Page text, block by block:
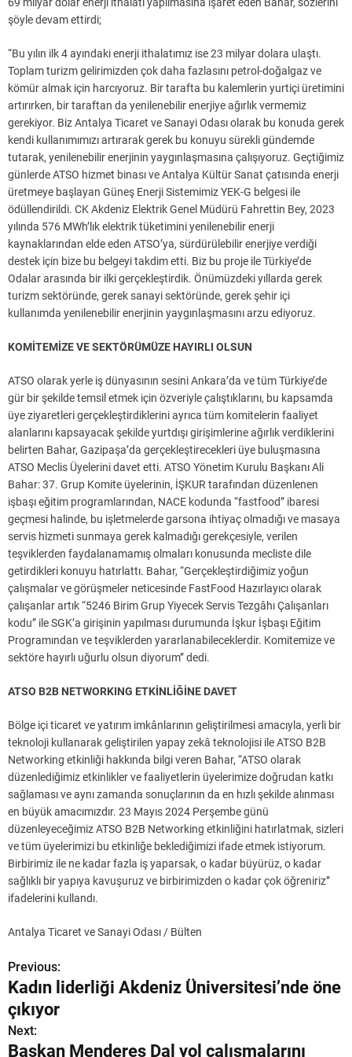
69 milyar dolar enerji ithalatı yapılmasına işaret eden Bahar, sözlerini
şöyle devam ettirdi;
“Bu yılın ilk 4 ayındaki enerji ithalatımız ise 23 milyar dolara ulaştı.
Toplam turizm gelirimizden çok daha fazlasını petrol-doğalgaz ve
kömür almak için harcıyoruz. Bir tarafta bu kalemlerin yurtiçi üretimini
artırırken, bir taraftan da yenilenebilir enerjiye ağırlık vermemiz
gerekiyor. Biz Antalya Ticaret ve Sanayi Odası olarak bu konuda gerek
kendi kullanımımızı artırarak gerek bu konuyu sürekli gündemde
tutarak, yenilenebilir enerjinin yaygınlaşmasına çalışıyoruz. Geçtiğimiz
günlerde ATSO hizmet binası ve Antalya Kültür Sanat çatısında enerji
üretmeye başlayan Güneş Enerji Sistemimiz YEK-G belgesi ile
ödüllendirildi. CK Akdeniz Elektrik Genel Müdürü Fahrettin Bey, 2023
yılında 576 MWh’lık elektrik tüketimini yenilenebilir enerji
kaynaklarından elde eden ATSO’ya, sürdürülebilir enerjiye verdiği
destek için bize bu belgeyi takdim etti. Biz bu proje ile Türkiye’de
Odalar arasında bir ilki gerçekleştirdik. Önümüzdeki yıllarda gerek
turizm sektöründe, gerek sanayi sektöründe, gerek şehir içi
kullanımda yenilenebilir enerjinin yaygınlaşmasını arzu ediyoruz.
KOMİTEMİZE VE SEKTÖRÜMÜZE HAYIRLI OLSUN
ATSO olarak yerle iş dünyasının sesini Ankara’da ve tüm Türkiye’de
gür bir şekilde temsil etmek için özveriyle çalıştıklarını, bu kapsamda
üye ziyaretleri gerçekleştirdiklerini ayrıca tüm komitelerin faaliyet
alanlarını kapsayacak şekilde yurtdışı girişimlerine ağırlık verdiklerini
belirten Bahar, Gazipaşa’da gerçekleştirecekleri üye buluşmasına
ATSO Meclis Üyelerini davet etti. ATSO Yönetim Kurulu Başkanı Ali
Bahar: 37. Grup Komite üyelerinin, İŞKUR tarafından düzenlenen
işbaşı eğitim programlarından, NACE kodunda “fastfood” ibaresi
geçmesi halinde, bu işletmelerde garsona ihtiyaç olmadığı ve masaya
servis hizmeti sunmaya gerek kalmadığı gerekçesiyle, verilen
teşviklerden faydalanamamış olmaları konusunda mecliste dile
getirdikleri konuyu hatırlattı. Bahar, “Gerçekleştirdiğimiz yoğun
çalışmalar ve görüşmeler neticesinde FastFood Hazırlayıcı olarak
çalışanlar artık “5246 Birim Grup Yiyecek Servis Tezgâhı Çalışanları
kodu” ile SGK’a girişinin yapılması durumunda İşkur İşbaşı Eğitim
Programından ve teşviklerden yararlanabileceklerdir. Komitemize ve
sektöre hayırlı uğurlu olsun diyorum” dedi.
ATSO B2B NETWORKING ETKİNLİĞİNE DAVET
Bölge içi ticaret ve yatırım imkânlarının geliştirilmesi amacıyla, yerli bir
teknoloji kullanarak geliştirilen yapay zekâ teknolojisi ile ATSO B2B
Networking etkinliği hakkında bilgi veren Bahar, “ATSO olarak
düzenlediğimiz etkinlikler ve faaliyetlerin üyelerimize doğrudan katkı
sağlaması ve aynı zamanda sonuçlarının da en hızlı şekilde alınması
en büyük amacımızdır. 23 Mayıs 2024 Perşembe günü
düzenleyeceğimiz ATSO B2B Networking etkinliğini hatırlatmak, sizleri
ve tüm üyelerimizi bu etkinliğe beklediğimizi ifade etmek istiyorum.
Birbirimiz ile ne kadar fazla iş yaparsak, o kadar büyürüz, o kadar
sağlıklı bir yapıya kavuşuruz ve birbirimizden o kadar çok öğreniriz”
ifadelerini kullandı.
Antalya Ticaret ve Sanayi Odası / Bülten
Y
a
z
Previous:
Kadın liderliği Akdeniz Üniversitesi’nde öne
çıkıyor
Next:
Başkan Menderes Dal yol çalışmalarını